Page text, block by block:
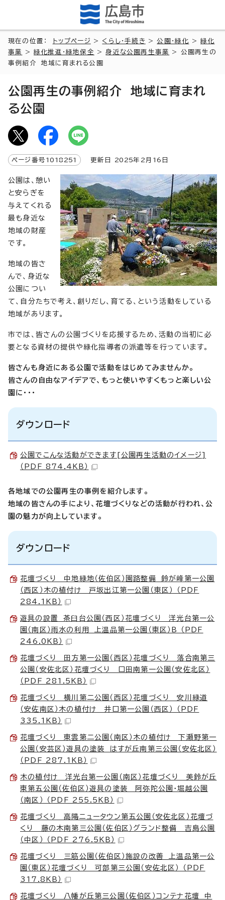
現在の位置： トップページ > くらし・手続き >公園・緑化 >緑化
事業
>緑化推進・緑地保全 >身近な公園再生事業
> 公園再生の
事例紹介 地域に育まれる公園
公園再生の事例紹介 地域に育まれ
る公園
ページ番号 1018251 更新日 2025年2月 16 日
公園は、憩い
と安らぎを
与えてくれる
最も身近な
地域の財産
です。
地域の皆さ
んで、身近な
公園につい
て、自分たちで考え、創りだし、育てる、という活動をしている
地域があります。
市では、皆さんの公園づくりを応援するため、活動の当初に必
要となる資材の提供や緑化指導者の派遣等を行っています。
皆さんも身近にある公園で活動をはじめてみませんか。
皆さんの自由なアイデアで、もっと使いやすくもっと楽しい公
園に・・・
ダウンロード
公園でこんな活動ができます[公園再生活動のイメージ]
（PDF 874.4KB）
各地域での公園再生の事例を紹介します。
地域の皆さんの手により、花壇づくりなどの活動が行われ、公
園の魅力が向上しています。
ダウンロード
花壇づくり 中地緑地（佐伯区）園路整備 鈴が峰第一公園
（西区）木の植付け 戸坂出江第一公園（東区） （PDF
284.1KB）
遊具の設置 茶臼台公園（西区）花壇づくり 洋光台第一公
園（南区）雨水の利用 上温品第一公園（東区）B （PDF
246.0KB）
花壇づくり 田方第一公園（西区）花壇づくり 落合南第三
公園（安佐北区）花壇づくり 口田南第一公園（安佐北区）
（PDF 281.5KB）
花壇づくり 横川第二公園（西区）花壇づくり 安川緑道
（安佐南区）木の植付け 井口第一公園（西区） （PDF
335.1KB）
花壇づくり 東雲第二公園（南区）木の植付け 下瀬野第一
公園（安芸区）遊具の塗装 はすが丘南第三公園（安佐北区）
（PDF 287.1KB）
木の植付け 洋光台第一公園（南区）花壇づくり 美鈴が丘
東第五公園（佐伯区）遊具の塗装 阿弥陀公園・堀越公園
（南区） （PDF 255.5KB）
花壇づくり 高陽ニュータウン第五公園（安佐北区）花壇づ
くり 藤の木南第三公園（佐伯区）グランド整備 吉島公園
（中区） （PDF 276.5KB）
花壇づくり 三筋公園（佐伯区）施設の改善 上温品第一公
園（東区）花壇づくり 可部第三公園（安佐北区） （PDF
317.8KB）
花壇づくり 八幡が丘第三公園（佐伯区）コンテナ花壇 中